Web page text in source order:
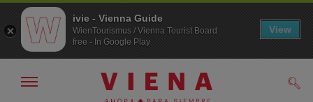
Mostrar/ocultar
ivie - Vienna Guide
WienTourismus / Vienna Tourist Board
free - In Google Play
View